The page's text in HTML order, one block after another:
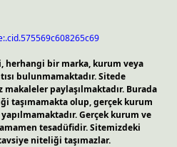
herhangi bir marka, kurum veya
bulunmamaktadır. Sitede
makaleler paylaşılmaktadır. Burada
taşımamakta olup, gerçek kurum
Gerçek kurum ve
tesadüfidir. Sitemizdeki
niteliği taşımazlar.